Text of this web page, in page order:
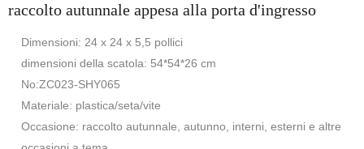
raccolto autunnale appesa alla porta d'ingresso
Dimensioni: 24 x 24 x 5,5 pollici
dimensioni della scatola: 54*54*26 cm
No:ZC023-SHY065
Materiale: plastica/seta/vite
Occasione: raccolto autunnale, autunno, interni, esterni e altre